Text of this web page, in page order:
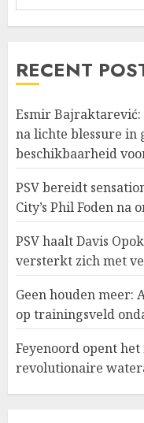
RECENT
Esmir Bajraktarević:
na lichte blessure in
beschikbaarheid
PSV bereidt
City’s Phil Foden na
PSV haalt Davis
versterkt zich met
Geen houden meer:
op trainingsveld
Feyenoord opent
revolutionaire